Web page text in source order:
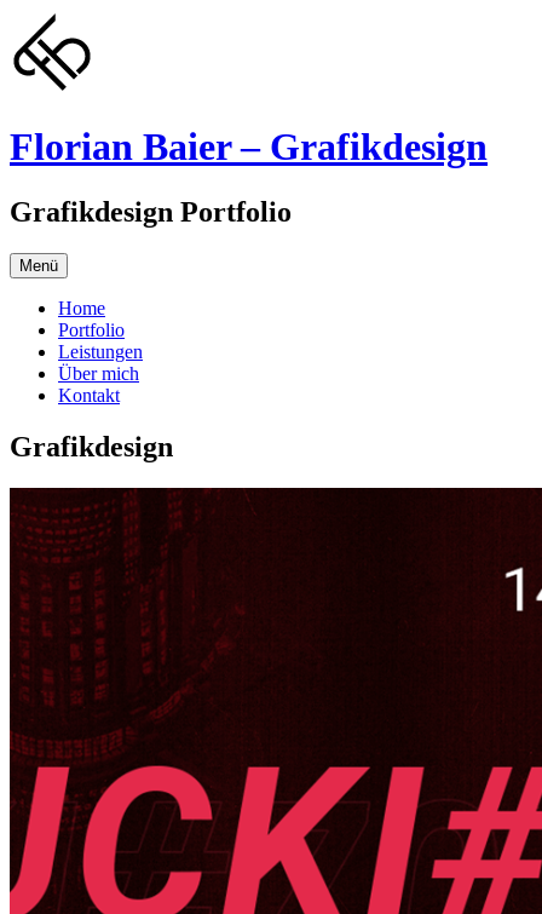
Springe
zum
Inhalt
Florian Baier – Grafikdesign
Grafikdesign Portfolio
Menü
Home
Portfolio
Leistungen
Über mich
Kontakt
Grafikdesign
Lucki70
Film
Festival